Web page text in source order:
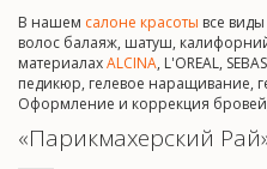
В нашем салоне красоты все
волос балаяж, шатуш,
материалахALCINA, L'OREAL,
педикюр, гелевое наращивание,
Оформление и коррекция
«Парикмахерский